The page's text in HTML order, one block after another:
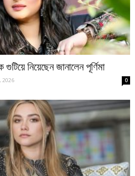
নিয়েছেন জানালেন পূর্ণিমা
2026 0